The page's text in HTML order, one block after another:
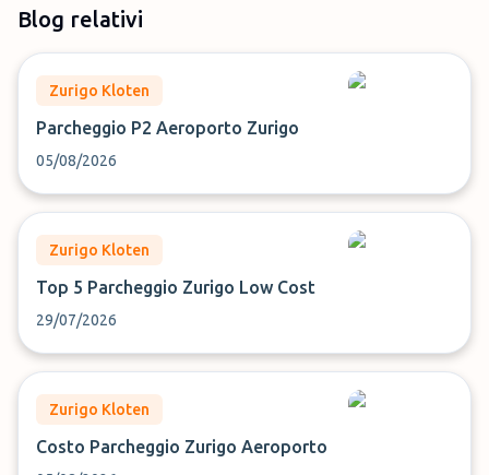
Blog relativi
Zurigo Kloten
Parcheggio P2 Aeroporto Zurigo
05/08/2026
Zurigo Kloten
Top 5 Parcheggio Zurigo Low Cost
29/07/2026
Zurigo Kloten
Costo Parcheggio Zurigo Aeroporto